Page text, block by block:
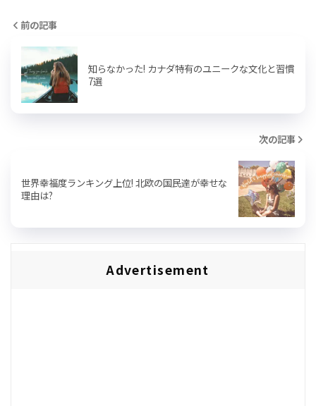
前の記事
知らなかった! カナダ特有のユニークな文化と習慣
7選
次の記事
世界幸福度ランキング上位! 北欧の国民達が幸せな
理由は?
Advertisement